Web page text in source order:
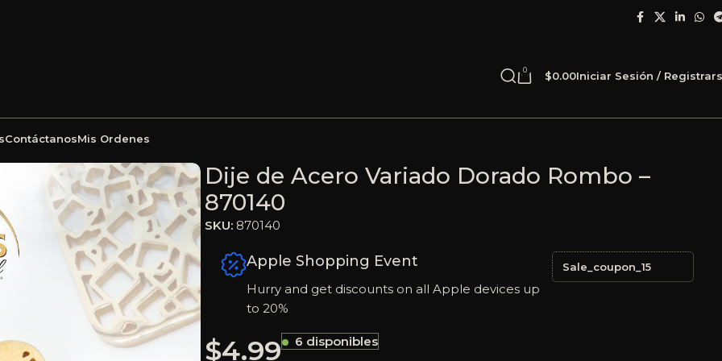
0 $0.00Iniciar Sesión /
ContáctanosMis Ordenes
Dije de Acero Variado Dorado Rombo –
870140
SKU: 870140
Apple Shopping Event
Hurry and get discounts on all Apple devices up
to 20%
Sale_coupon_15
$4.99 6 disponibles